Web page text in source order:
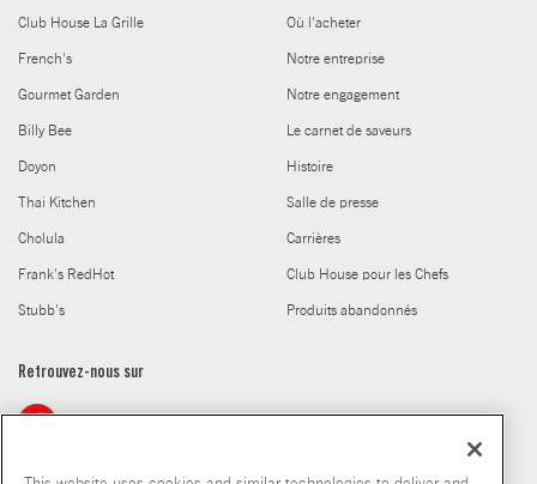
Club House La Grille
French's
Gourmet Garden
Billy Bee
Doyon
Thai Kitchen
Cholula
Frank's RedHot
Stubb's
Où l'acheter
Notre entreprise
Notre engagement
Le carnet de saveurs
Histoire
Salle de presse
Carrières
Club House pour les Chefs
Produits abandonnés
Retrouvez-nous sur